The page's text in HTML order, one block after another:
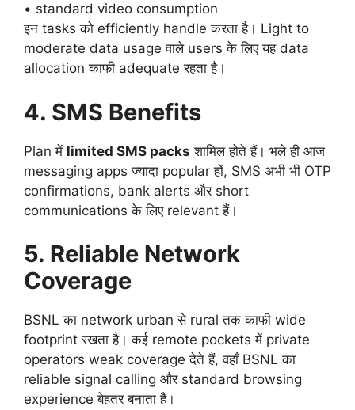
• standard video consumption
इन tasks को efficiently handle करता है। Light to
moderate data usage वाले users के लिए यह data
allocation काफी adequate रहता है।
4. SMS Benefits
Plan में limited SMS packs शामिल होते हैं। भले ही आज
messaging apps ज्यादा popular हों, SMS अभी भी OTP
confirmations, bank alerts और short
communications के लिए relevant हैं।
5. Reliable Network
Coverage
BSNL का network urban से rural तक काफी wide
footprint रखता है। कई remote pockets में private
operators weak coverage देते हैं, वहाँ BSNL का
reliable signal calling और standard browsing
experience बेहतर बनाता है।